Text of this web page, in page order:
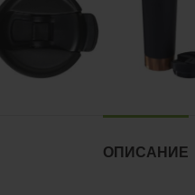
ОПИСАНИЕ